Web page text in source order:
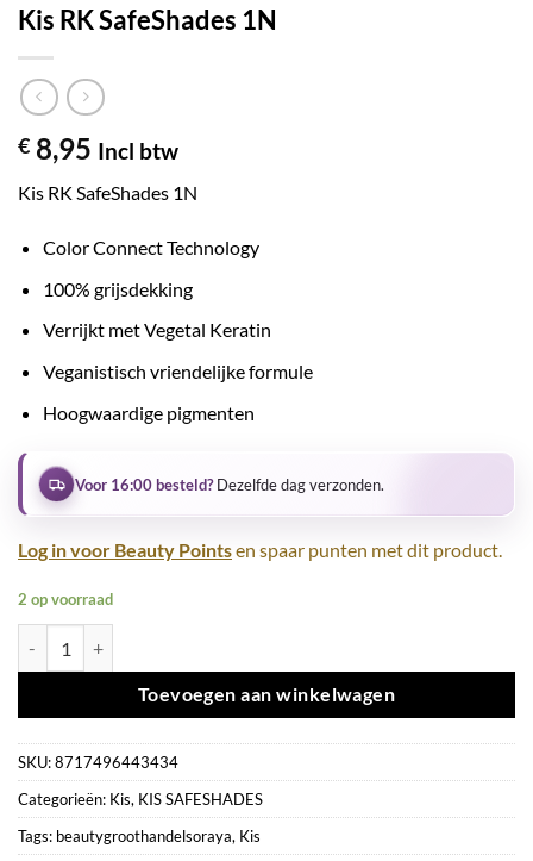
Kis RK SafeShades 1N
€ 8,95 Incl btw
Kis RK SafeShades 1N
Color Connect Technology
100% grijsdekking
Verrijkt met Vegetal Keratin
Veganistisch vriendelijke formule
Hoogwaardige pigmenten
Voor 16:00 besteld?Dezelfde dag verzonden.
Log in voor Beauty Pointsen spaar punten met dit product.
2 op voorraad
Toevoegen aan winkelwagen
SKU:8717496443434
Categorieën: Kis, KIS SAFESHADES
Tags: beautygroothandelsoraya, Kis